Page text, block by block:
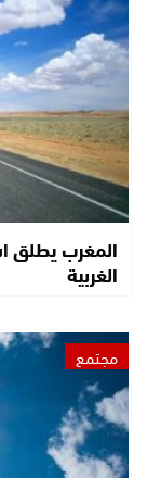
المغرب يطلق
الغربية
مجتمع